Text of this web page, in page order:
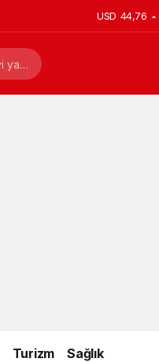
USD 44,76
Turizm Sağlık